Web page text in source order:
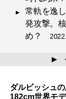
常軌を逸
発攻撃。
め？
▲
ダルビッシュ
182cm世界モ